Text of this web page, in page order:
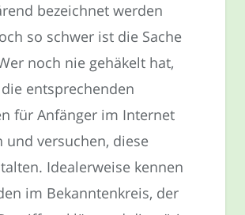
bezeichnet werden
so schwer ist die Sache
noch nie gehäkelt hat,
entsprechenden
für Anfänger im Internet
und versuchen, diese
Idealerweise kennen
im Bekanntenkreis, der